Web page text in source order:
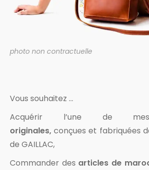
photo non contractuelle
Vous souhaitez …
Acquérir l’une de
originales,conçues et fabriquées
de GAILLAC,
Commander des articles de